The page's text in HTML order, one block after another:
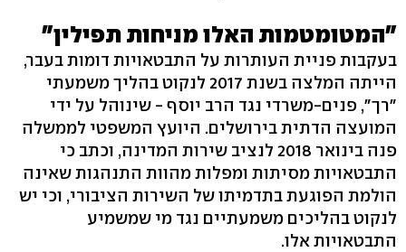
"המטומטמות האלו מניחות תפילין"
בעקבות פניית העותרות על התבטאויות דומות בעבר,
הייתה המלצה בשנת 2017 לנקוט בהליך משמעתי
"רך", פנים-משרדי נגד הרב יוסף - שינוהל על ידי
המועצה הדתית בירושלים. היועץ המשפטי לממשלה
פנה בינואר 2018 לנציב שירות המדינה, וכתב כי
התבטאויות מסיתות ומפלות מהוות התנהגות שאינה
הולמת הפוגעת בתדמיתו של השירות הציבורי, וכי יש
לנקוט בהליכים משמעתיים נגד מי שמשמיע
התבטאויות אלו.